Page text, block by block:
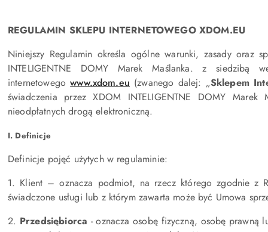
REGULAMIN SKLEPU INTERNETOWEGO XDOM.EU
Niniejszy Regulamin określa ogólne warunki, zasady oraz
INTELIGENTNE DOMY Marek Maślanka. z siedzibą
internetowegowww.xdom.eu (zwanego dalej: „Sklepem
świadczenia przez XDOM INTELIGENTNE DOMY
nieodpłatnych drogą elektroniczną.
I. Definicje
Definicje pojęć użytych w regulaminie:
1. Klient – oznacza podmiot, na rzecz którego zgodnie z
świadczone usługi lub z którym zawarta może być Umowa
2. Przedsiębiorca - oznacza osobę fizyczną, osobę prawną